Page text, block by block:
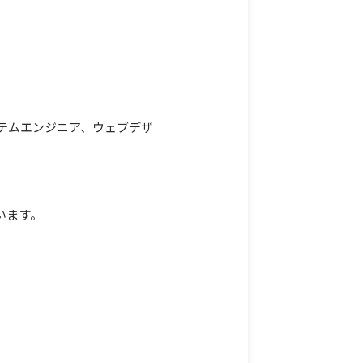
ムエンジニア、ウェブデザ
す。